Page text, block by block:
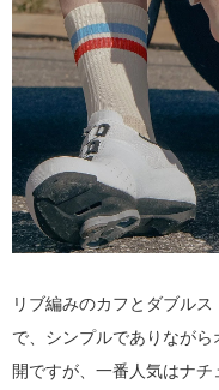
リブ編みのカフとダブル
で、シンプルでありなが
開ですが、一番人気はナチ